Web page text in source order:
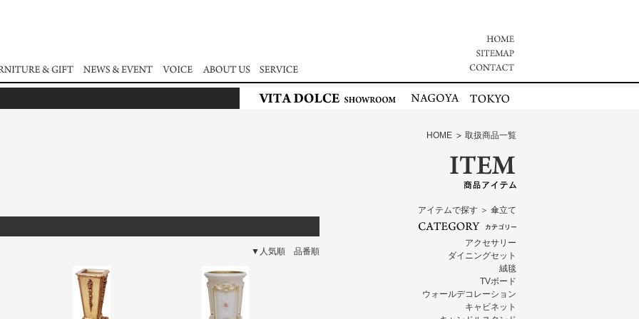
HOME 取扱商品一覧
アイテムで探す ＞ 傘立て
▼人気順 品番順
アクセサリー
ダイニングセット
絨毯
TVボード
ウォールデコレーション
キャビネット